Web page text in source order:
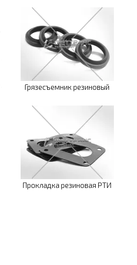
Грязесъемник резиновый
Прокладка резиновая РТИ